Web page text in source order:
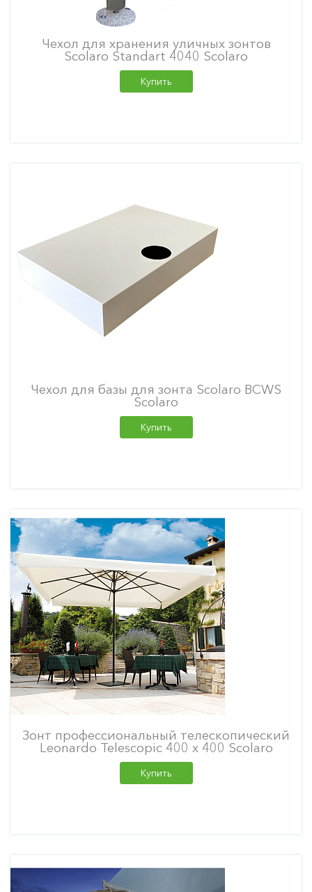
Чехол для хранения уличных зонтов
Scolaro Standart 4040 Scolaro
Купить
Чехол для базы для зонта Scolaro BCWS
Scolaro
Купить
Зонт профессиональный телескопический
Leonardo Telescopic 400 х 400 Scolaro
Купить